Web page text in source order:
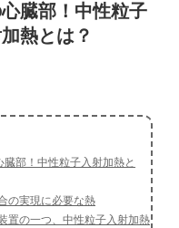
臓部！中性粒子
熱とは？
臓部！中性粒子入射加熱と
の実現に必要な熱
置の一つ、中性粒子入射加熱